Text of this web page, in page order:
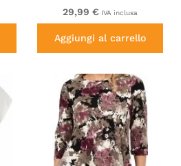
29,99 € IVA inclusa
Aggiungi al carrello